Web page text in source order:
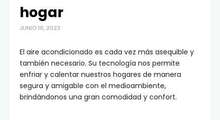
hogar
JUNIO 16, 2023
El aire acondicionado es cada vez más asequible y
también necesario. Su tecnología nos permite
enfriar y calentar nuestros hogares de manera
segura y amigable con el medioambiente,
brindándonos una gran comodidad y confort.